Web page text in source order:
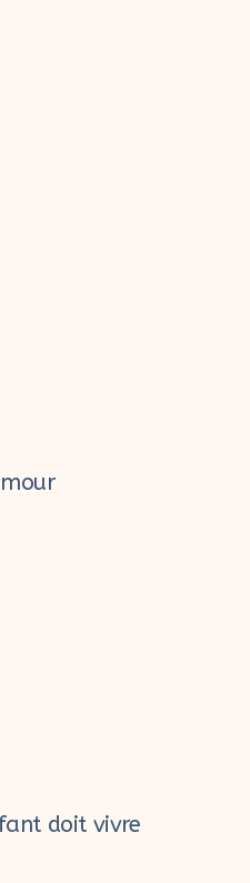
doit vivre